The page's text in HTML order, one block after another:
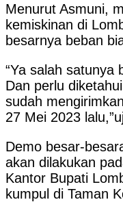
Menurut Asmuni,
kemiskinan di
besarnya beban
“Ya salah satunya
Dan perlu
sudah
27 Mei 2023
Demo besar-
akan dilakukan
Kantor Bupati
kumpul di Taman